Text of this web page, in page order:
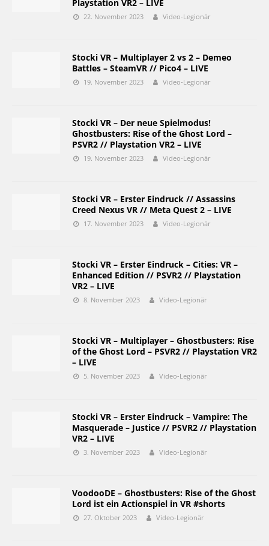
Playstation VR2 – LIVE
22. November 2023 Video-Legionär
Stocki VR – Multiplayer 2 vs 2 – Demeo
Battles – SteamVR // Pico4 – LIVE
19. November 2023 Video-Legionär
Stocki VR – Der neue Spielmodus!
Ghostbusters: Rise of the Ghost Lord –
PSVR2 // Playstation VR2 – LIVE
19. November 2023 Video-Legionär
Stocki VR – Erster Eindruck // Assassins
Creed Nexus VR // Meta Quest 2 – LIVE
17. November 2023 Video-Legionär
Stocki VR – Erster Eindruck – Cities: VR –
Enhanced Edition // PSVR2 // Playstation
VR2 – LIVE
8. November 2023 Video-Legionär
Stocki VR – Multiplayer – Ghostbusters: Rise
of the Ghost Lord – PSVR2 // Playstation VR2
– LIVE
5. November 2023 Video-Legionär
Stocki VR – Erster Eindruck – Vampire: The
Masquerade – Justice // PSVR2 // Playstation
VR2 – LIVE
3. November 2023 Video-Legionär
VoodooDE – Ghostbusters: Rise of the Ghost
Lord ist ein Actionspiel in VR #shorts
27. Oktober 2023 Video-Legionär